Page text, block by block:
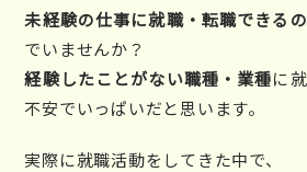
未経験の仕事に就職・転職できる
でいませんか？
経験したことがない職種・業種に
不安でいっぱいだと思います。
実際に就職活動をしてきた中で、